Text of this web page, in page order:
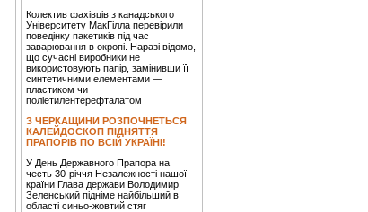
Колектив фахівців з канадського
Університету МакГілла перевірили
поведінку пакетиків під час
заварювання в окропі. Наразі відомо,
що сучасні виробники не
використовують папір, замінивши її
синтетичними елементами —
пластиком чи
поліетилентерефталатом
З ЧЕРКАЩИНИ РОЗПОЧНЕТЬСЯ
КАЛЕЙДОСКОП ПІДНЯТТЯ
ПРАПОРІВ ПО ВСІЙ УКРАЇНІ!
У День Державного Прапора на
честь 30-річчя Незалежності нашої
країни Глава держави Володимир
Зеленський підніме найбільший в
області синьо-жовтий стяг